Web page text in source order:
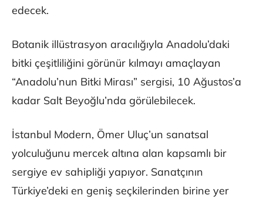
edecek.
Botanik illüstrasyon aracılığıyla Anadolu’daki
bitki çeşitliliğini görünür kılmayı amaçlayan
“Anadolu’nun Bitki Mirası” sergisi, 10 Ağustos’a
kadar Salt Beyoğlu’nda görülebilecek.
İstanbul Modern, Ömer Uluç’un sanatsal
yolculuğunu mercek altına alan kapsamlı bir
sergiye ev sahipliği yapıyor. Sanatçının
Türkiye’deki en geniş seçkilerinden birine yer